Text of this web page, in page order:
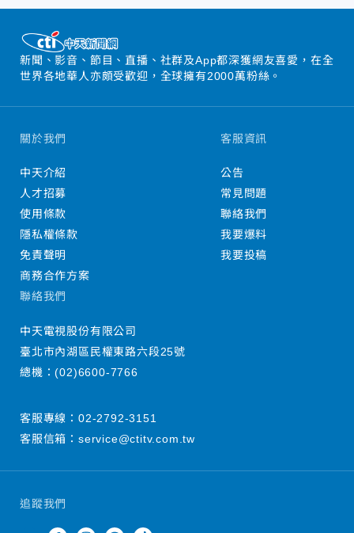
新聞、影音、節目、直播、社群及App都深獲網友喜愛，在全
世界各地華人亦頗受歡迎，全球擁有2000萬粉絲。
追蹤我們
關於我們
中天介紹
人才招募
使用條款
隱私權條款
免責聲明
商務合作方案
客服資訊
公告
常見問題
聯絡我們
我要爆料
我要投稿
聯絡我們
中天電視股份有限公司
臺北市內湖區民權東路六段25號
總機：(02)6600-7766
客服專線： 02-2792-3151
客服信箱： service@ctitv.com.tw